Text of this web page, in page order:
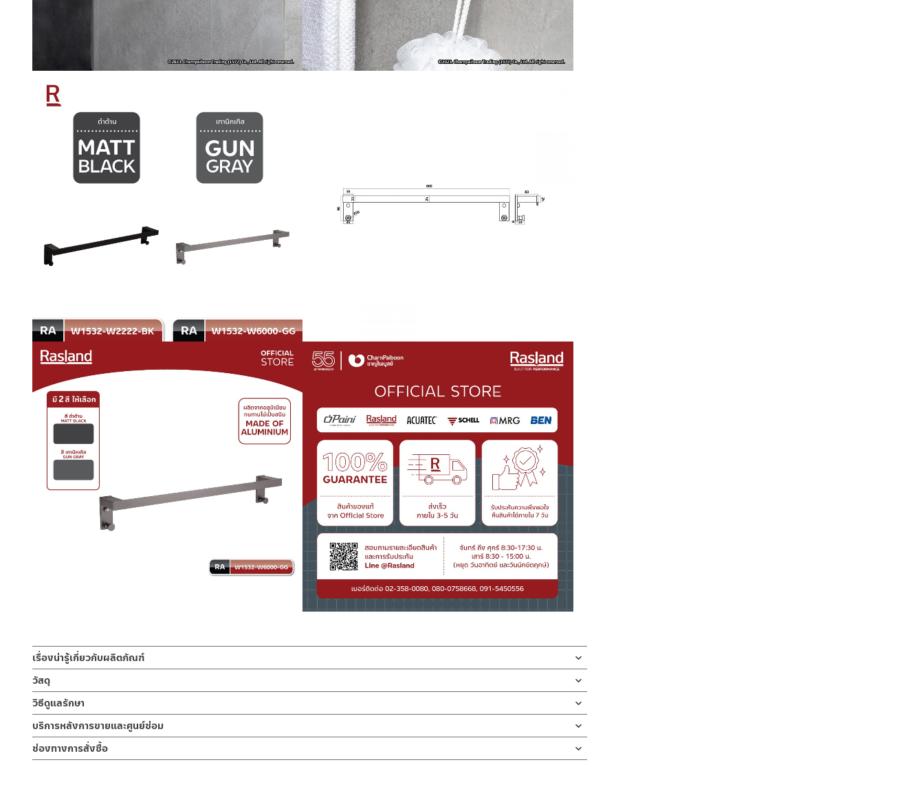
เรื่องน่ารู้เกี่ยวกับผลิตภัณฑ์
ราวพาดผ้า ความยาวขนาด 60 ซม./ 23.62 นิ้ว พร้อมขอแขวนเดี่ยว 2 ข้าง ผลิตจากวัสดุอลูมิเนียม สี GUN GRAY หรือ เทานิกเกิ้ล
ออกแบบเข้ากับห้องน้ำได้ทุกสไตล์วัสดุอลูมิเนียมมีน้ำหนักเบา ทนทาน ไม่เป็นสนิม มาพร้อมชุดน๊อตยึด
ใช้งานได้ถึง 2 ฟังก์ชั่น ใช้เป็นราวพาดผ้าและสามารถแขวนผ้าหรือสิ่งของได้ 2 ข้าง ออกแบบให้ใช้งานได้อเนกประสงค์ จัดระเบียบและเพิ่มพื้นที่
ใช้สอยด้วยขอแขวน 2 ข้าง
สามารถใช้พาดผ้าเช็ดตัว เสื้อผ้า หรือ ผ้าเช็ดมือ ผลิตจากวัสดุอลูมิเนียมคุณภาพดีเยี่ยม ทนทานแข็งแรง ออกแบบทันสมัย และเรียบแบบหรูหรา
วัสดุ
ผลิตจาก อลูมิเนียม
มีความมีความแข็งแรง ทนทาน สีสวยติดทนไม่หลุดลอก ง่ายต่อการทำความสะอาด น้ำหนักเบา
วิธีดูแลรักษา
คำแนะนำในการดูแลรักษาผลิตภัณฑ์
1. ไม่ทำสินค้าให้เกิดความเสียหายอื่น ๆ นอกจากการใช้งานปกติ เช่นไม่ทำตก ไม่งัดหรือโยกสินค้าแรงๆ
2. ทำความสะอาดสินค้าโดยการใช้ผ้านุ่มๆชุบน้ำหมาดๆแล้วเช็ดให้แห้ง
3. ห้ามใช้สารเคมีที่มีฤทธิ์เป็นกรด ในการทำความสะอาด เนื่องจากผิวของสินค้าจะเสียหายได้
บริการหลังการขายและศูนย์ซ่อม
ช่องทางออนไลน์
– Email: contact@charnpaiboon.com
ช่องทางการสั่งซื้อ